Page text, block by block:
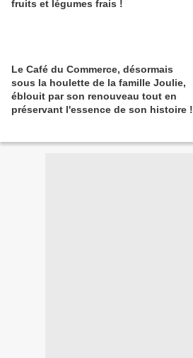
fruits et légumes frais !
Le Café du Commerce, désormais
sous la houlette de la famille Joulie,
éblouit par son renouveau tout en
préservant l'essence de son histoire !